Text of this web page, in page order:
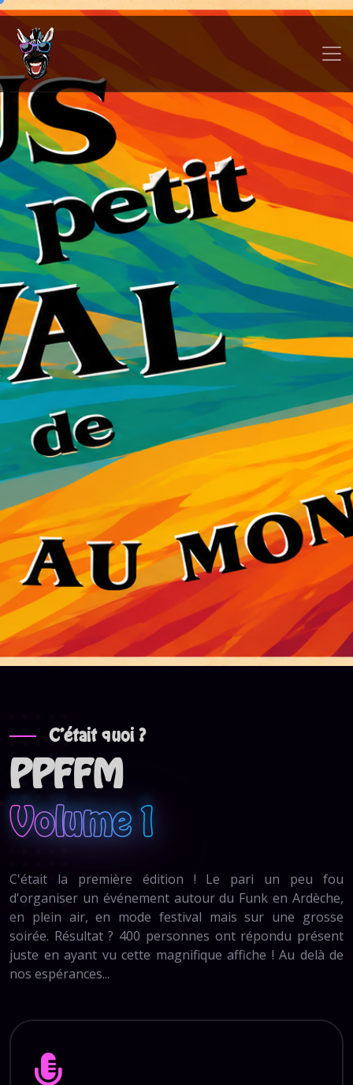
C'était quoi ?
PPFFM
Volume 1
C'était la première édition ! Le pari un peu fou
d'organiser un événement autour du Funk en Ardèche,
en plein air, en mode festival mais sur une grosse
soirée. Résultat ? 400 personnes ont répondu présent
juste en ayant vu cette magnifique affiche ! Au delà de
nos espérances...